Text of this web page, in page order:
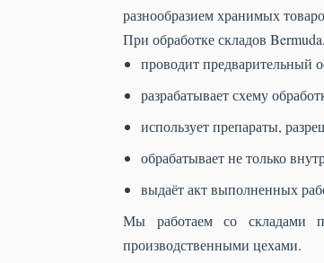
разнообразием хранимых
При обработке складов
проводит предварительный
разрабатывает схему
использует препараты,
обрабатывает не только
выдаёт акт выполненных
Мы работаем со складами
производственными цехами.